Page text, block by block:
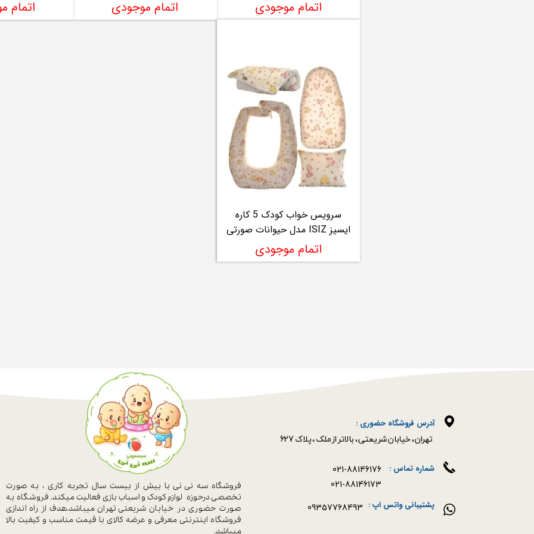
اتمام موجودی اتمام موجودی اتمام
سرویس خواب کودک 5 کاره
ایسیز ISIZ مدل حیوانات صورتی
اتمام موجودی
021-88146176
آدرس فروشگاه حضوری :
​​​​​​​تهران ، خیابان شریعتی ، بالاتر از ملک ، پلاک 627​​​​​​​
09357768493
فروشگاه سه نی نی با بیش از بیست سال تجربه کاری ، به صورت
تخصصی درحوزه لوازم کودک و اسباب بازی فعالیت میکند. فروشگاه به
صورت حضوری در خیابان شریعتی تهران میباشد.هدف از راه اندازی
فروشگاه اینترنتی معرفی و عرضه کالای با قیمت مناسب و کیفیت بالا
میباشد.
شماره تماس :
پشتیبانی واتس اپ :